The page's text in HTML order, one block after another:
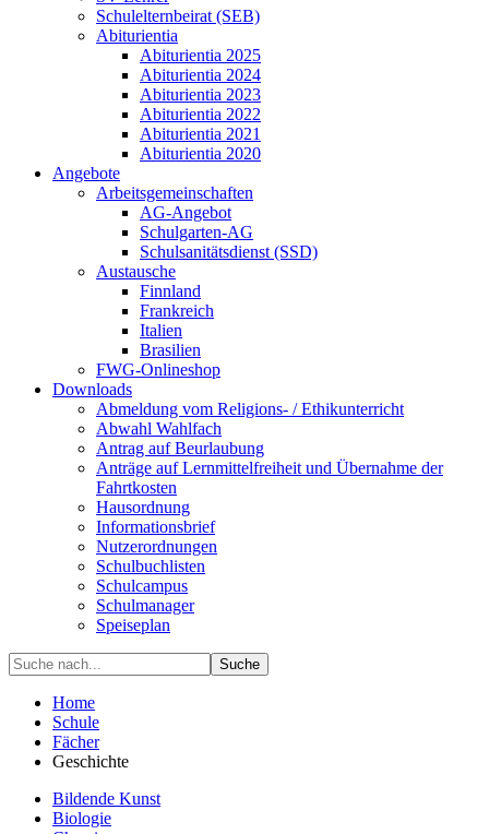
Schulelternbeirat (SEB)
Abiturientia
Abiturientia 2025
Abiturientia 2024
Abiturientia 2023
Abiturientia 2022
Abiturientia 2021
Abiturientia 2020
Angebote
Arbeitsgemeinschaften
AG-Angebot
Schulgarten-AG
Schulsanitätsdienst (SSD)
Austausche
Finnland
Frankreich
Italien
Brasilien
FWG-Onlineshop
Downloads
Abmeldung vom Religions- / Ethikunterricht
Abwahl Wahlfach
Antrag auf Beurlaubung
Anträge auf Lernmittelfreiheit und Übernahme der
Fahrtkosten
Hausordnung
Informationsbrief
Nutzerordnungen
Schulbuchlisten
Schulcampus
Schulmanager
Speiseplan
Suche
Home
Schule
Fächer
Geschichte
Bildende Kunst
Biologie